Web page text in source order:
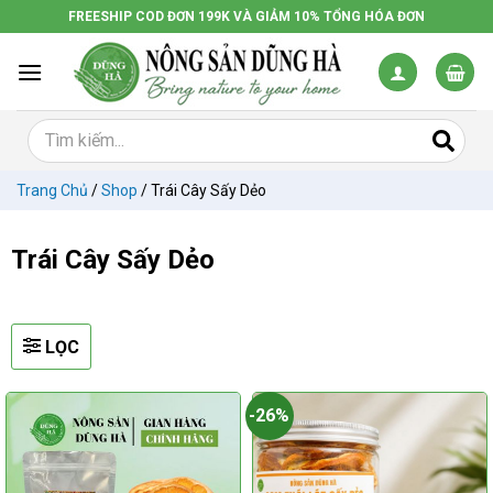
đến
dung
FREESHIP COD ĐƠN 199K VÀ GIẢM 10% TỔNG HÓA ĐƠN
Trang Chủ /Shop /Trái Cây Sấy Dẻo
Trái Cây Sấy Dẻo
LỌC
-26%